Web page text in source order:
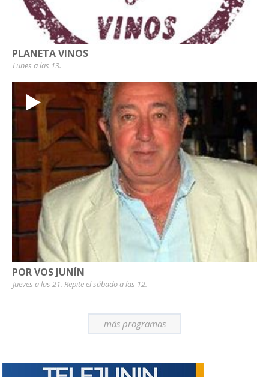
PLANETA VINOS
Lunes a las 13.
POR VOS JUNÍN
Jueves a las 21. Repite el sábado a las 12.
más programas